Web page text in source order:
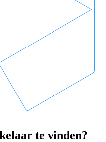
te vinden?